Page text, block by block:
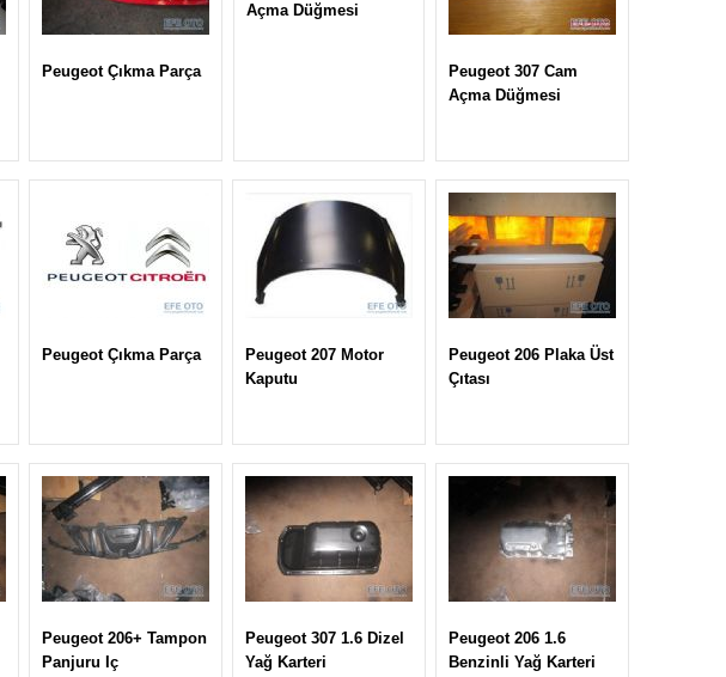
Peugeot Çıkma Parça
Açma Düğmesi
Peugeot 307 Cam
Açma Düğmesi
Peugeot Çıkma Parça
Peugeot 207 Motor
Kaputu
Peugeot 206 Plaka Üst
Çıtası
Peugeot 206+ Tampon
Panjuru Iç
Peugeot 307 1.6 Dizel
Yağ Karteri
Peugeot 206 1.6
Benzinli Yağ Karteri